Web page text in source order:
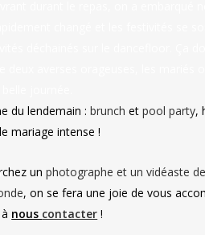
deux averses orageuses, les
du lendemain :brunch etpool party,
mariage intense !
unphotographe et un vidéaste
, on se fera une joie de vous
nous contacter !